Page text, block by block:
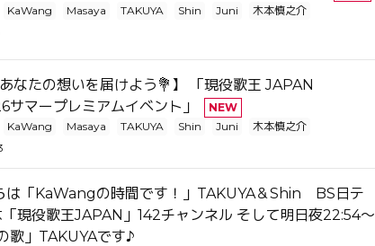
KaWang Masaya TAKUYA Shin Juni
木本慎之介
なたの想いを届けよう💐】 「現役歌王 JAPAN
マープレミアムイベント」
NEW
KaWang Masaya TAKUYA Shin Juni
木本慎之介
は「KaWangの時間です！」TAKUYA＆Shin BS日テ
現役歌王JAPAN」142チャンネル そして明日夜22:54～
歌」TAKUYAです♪